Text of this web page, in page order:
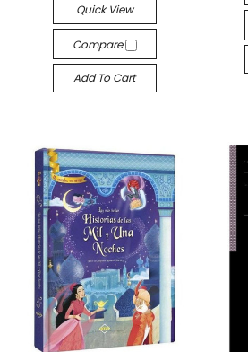
Quick View
Compare
Add To Cart